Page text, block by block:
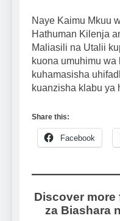
Naye Kaimu Mkuu
Hathuman Kilenja
Maliasili na Utalii
kuona umuhimu
kuhamasisha
kuanzisha klabu ya
Share this:
Facebook
Discover more
za Biashara